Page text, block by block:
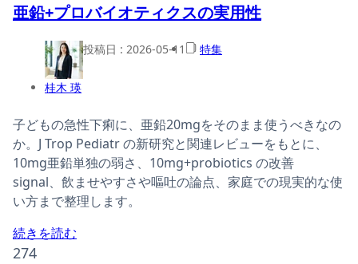
亜鉛+プロバイオティクスの実用性
桂木 瑛
投稿日 : 2026-05-11 特集
子どもの急性下痢に、亜鉛20mgをそのまま使うべきなの
か。J Trop Pediatr の新研究と関連レビューをもとに、
10mg亜鉛単独の弱さ、10mg+probiotics の改善
signal、飲ませやすさや嘔吐の論点、家庭での現実的な使
い方まで整理します。
続きを読む
274